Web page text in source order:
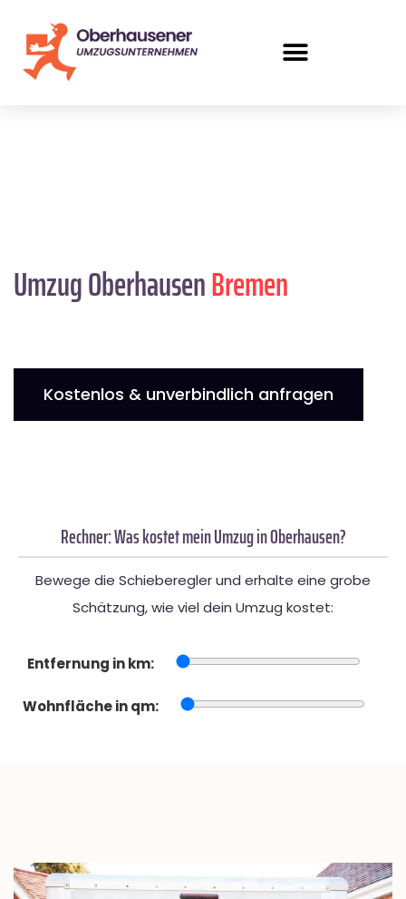
Umzug OberhausenBremen
Kostenlos & unverbindlich anfragen
Rechner: Was kostet mein Umzug in Oberhausen?
Bewege die Schieberegler und erhalte eine grobe
Schätzung, wie viel dein Umzug kostet:
Entfernung in km:
Wohnfläche in qm: